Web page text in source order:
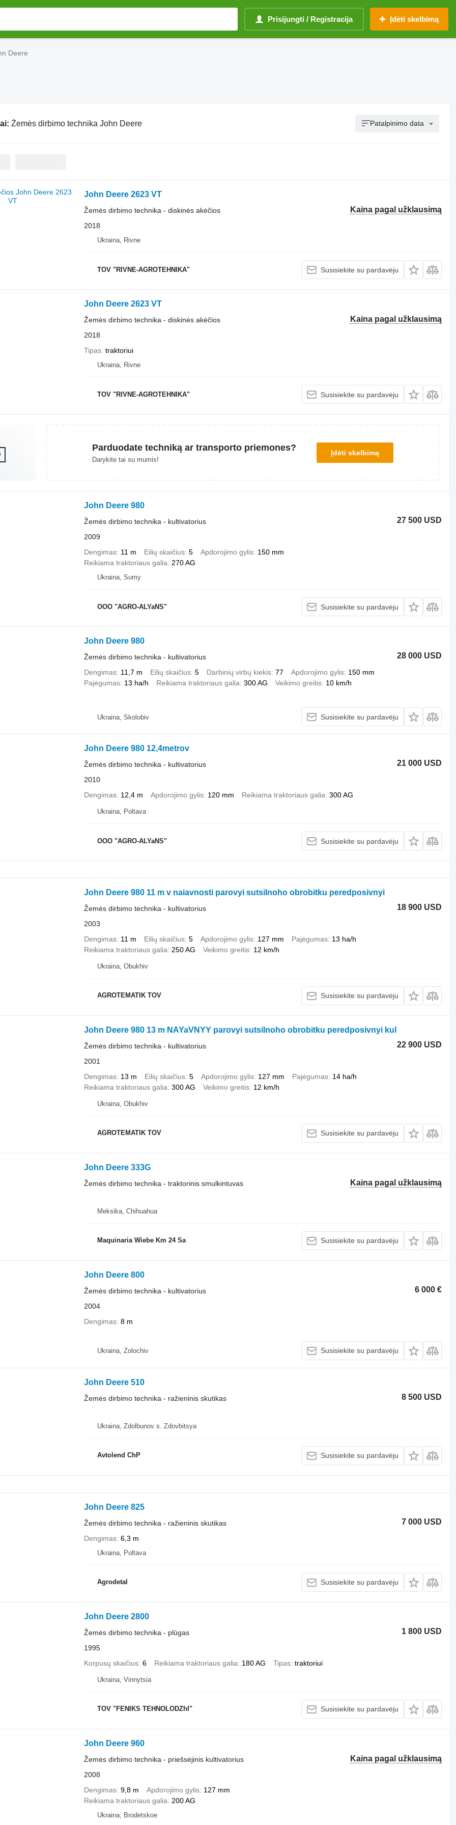
Prisijungti / Registracija Įdėti skelbimą
Deere
Žemės dirbimo technika John Deere Patalpinimo data
John Deere 2623 VT
Kaina pagal užklausimą
Žemės dirbimo technika - diskinės akėčios
2018
Ukraina, Rivne
TOV "RIVNE-AGROTEHNIKA" Susisiekite su pardavėju
John Deere 2623 VT
Kaina pagal užklausimą
Žemės dirbimo technika - diskinės akėčios
2018
Tipas traktoriui
Ukraina, Rivne
TOV "RIVNE-AGROTEHNIKA" Susisiekite su pardavėju
Parduodate techniką ar transporto priemones?
Darykite tai su mumis!
Įdėti skelbimą
John Deere 980
27 500 USD
Žemės dirbimo technika - kultivatorius
2009
Dengimas 11 m Eilių skaičius 5 Apdorojimo gylis 150 mm
Reikiama traktoriaus galia
270 AG
Ukraina, Sumy
OOO "AGRO-ALYaNS" Susisiekite su pardavėju
John Deere 980
28 000 USD
Žemės dirbimo technika - kultivatorius
Dengimas 11,7 m Eilių skaičius 5 Darbinių virbų kiekis 77 Apdorojimo gylis 150 mm
Pajėgumas 13 ha/h Reikiama traktoriaus galia 300 AG Veikimo greitis 10 km/h
Ukraina, Skolobiv Susisiekite su pardavėju
John Deere 980 12,4metrov
21 000 USD
Žemės dirbimo technika - kultivatorius
2010
Dengimas 12,4 m Apdorojimo gylis 120 mm Reikiama traktoriaus galia 300 AG
Ukraina, Poltava
OOO "AGRO-ALYaNS" Susisiekite su pardavėju
John Deere 980 11 m v naiavnosti parovyi sutsilnoho obrobitku peredposivnyi
18 900 USD
Žemės dirbimo technika - kultivatorius
2003
Dengimas 11 m Eilių skaičius 5 Apdorojimo gylis 127 mm Pajėgumas 13 ha/h
Reikiama traktoriaus galia
250 AG Veikimo greitis 12 km/h
Ukraina, Obukhiv
AGROTEMATIK TOV Susisiekite su pardavėju
John Deere 980 13 m NAYaVNYY parovyi sutsilnoho obrobitku peredposivnyi kul
22 900 USD
Žemės dirbimo technika - kultivatorius
2001
Dengimas 13 m Eilių skaičius 5 Apdorojimo gylis 127 mm Pajėgumas 14 ha/h
Reikiama traktoriaus galia 300 AG Veikimo greitis 12 km/h
Ukraina, Obukhiv
AGROTEMATIK TOV Susisiekite su pardavėju
John Deere 333G
Kaina pagal užklausimą
Žemės dirbimo technika - traktorinis smulkintuvas
Meksika, Chihuahua
Maquinaria Wiebe Km 24 Sa Susisiekite su pardavėju
John Deere 800
6 000 €
Žemės dirbimo technika - kultivatorius
2004
Dengimas 8 m
Ukraina, Zolochiv Susisiekite su pardavėju
John Deere 510
8 500 USD
Žemės dirbimo technika - ražieninis skutikas
Ukraina, Zdolbunov s. Zdovbitsya
Avtolend ChP Susisiekite su pardavėju
John Deere 825
7 000 USD
Žemės dirbimo technika - ražieninis skutikas
Dengimas 6,3 m
Ukraina, Poltava
Agrodetal Susisiekite su pardavėju
John Deere 2800
1 800 USD
Žemės dirbimo technika - plūgas
1995
Korpusų skaičius 6 Reikiama traktoriaus galia 180 AG Tipas traktoriui
Ukraina, Vinnytsia
TOV "FENIKS TEHNOLODZhI" Susisiekite su pardavėju
John Deere 960
Kaina pagal užklausimą
Žemės dirbimo technika - priešsėjinis kultivatorius
2008
Dengimas 9,8 m Apdorojimo gylis 127 mm
Reikiama traktoriaus galia
200 AG
Ukraina, Brodetskoe